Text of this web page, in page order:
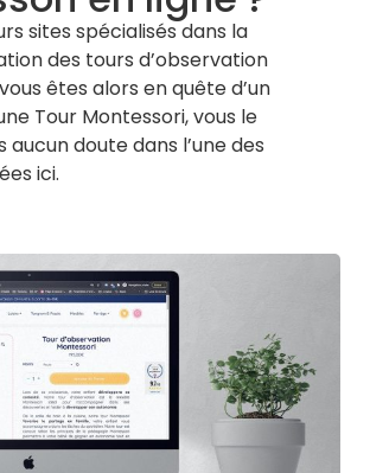
sites spécialisés dans la
des tours d’observation
êtes alors en quête d’un
Tour Montessori, vous le
aucun doute dans l’une des
ici.